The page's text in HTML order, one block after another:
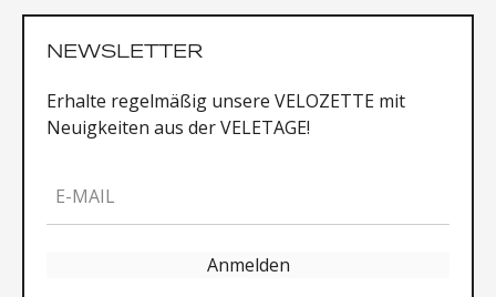
NEWSLETTER
Erhalte regelmäßig unsere VELOZETTE mit
Neuigkeiten aus der VELETAGE!
E-MAIL
Anmelden